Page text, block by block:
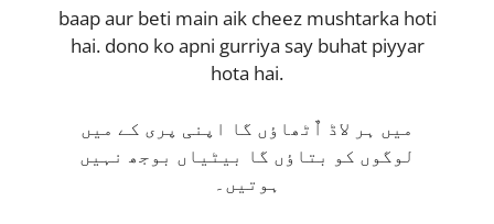
baap aur beti main aik cheez mushtarka hoti
hai. dono ko apni gurriya say buhat piyyar
hota hai.
میں ہر لاڈ اٌٹھاٶں گا اپنی پری کے میں
لوگوں کو بتاٶں گا بیٹیاں بوجھ نہیں
ہوتیں۔